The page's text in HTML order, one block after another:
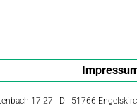
17-27 | D - 51766